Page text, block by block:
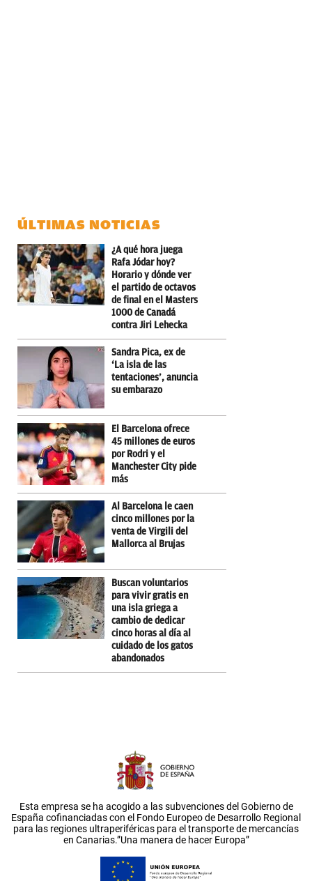
ÚLTIMAS NOTICIAS
¿A qué hora juega
Rafa Jódar hoy?
Horario y dónde ver
el partido de octavos
de final en el Masters
1000 de Canadá
contra Jiri Lehecka
Sandra Pica, ex de
‘La isla de las
tentaciones’, anuncia
su embarazo
El Barcelona ofrece
45 millones de euros
por Rodri y el
Manchester City pide
más
Al Barcelona le caen
cinco millones por la
venta de Virgili del
Mallorca al Brujas
Buscan voluntarios
para vivir gratis en
una isla griega a
cambio de dedicar
cinco horas al día al
cuidado de los gatos
abandonados
Esta empresa se ha acogido a las subvenciones del Gobierno de
España cofinanciadas con el Fondo Europeo de Desarrollo Regional
para las regiones ultraperiféricas para el transporte de mercancías
en Canarias.”Una manera de hacer Europa”